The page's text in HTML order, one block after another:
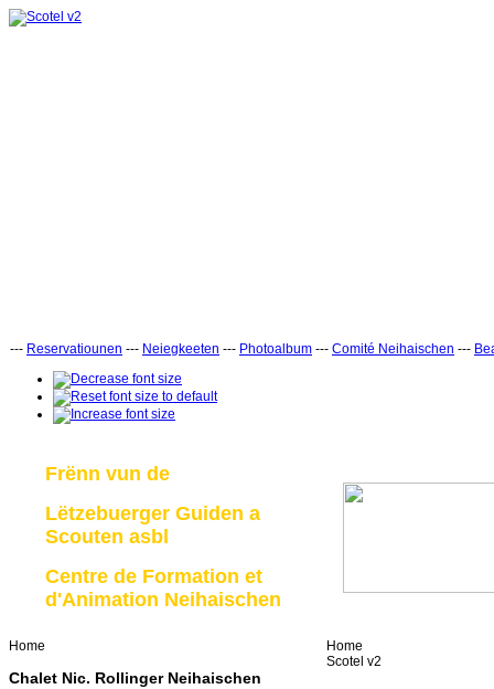
--- Reservatiounen --- Neiegkeeten --- Photoalbum --- Comité Neihaischen ---
Frënn vun de
Lëtzebuerger Guiden a
Scouten asbl
Centre de Formation et
d'Animation Neihaischen
Home
Chalet Nic. Rollinger Neihaischen
Home
Scotel v2